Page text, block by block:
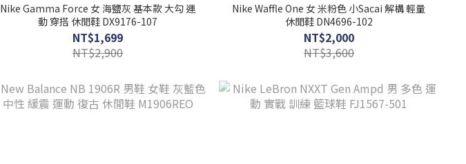
Nike Gamma Force 女 海鹽灰 基本款 大勾 運
動 穿搭 休閒鞋 DX9176-107
NT$1,699
NT$2,900
Nike Waffle One 女 米粉色 小Sacai 解構 輕量
休閒鞋 DN4696-102
NT$2,000
NT$3,600